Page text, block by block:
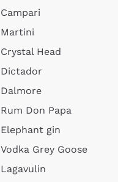
Campari
Martini
Crystal Head
Dictador
Dalmore
Rum Don Papa
Elephant gin
Vodka Grey Goose
Lagavulin